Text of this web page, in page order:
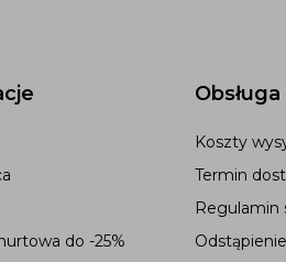
do -25%
Koszty
Termin
Regulamin